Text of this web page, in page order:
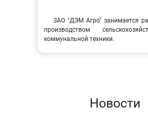
ЗАО "ДЭМ Агро" занимается
производством
коммунальной техники.
Новости